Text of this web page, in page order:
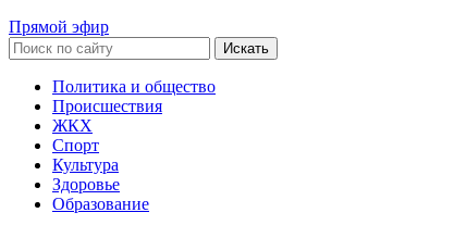
Прямой эфир
Искать
Политика и общество
Происшествия
ЖКХ
Спорт
Культура
Здоровье
Образование